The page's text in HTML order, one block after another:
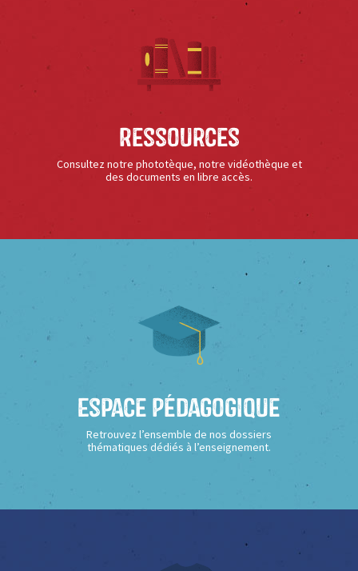
Ressources
Consultez notre phototèque, notre vidéothèque et
des documents en libre accès.
Espace Pédagogique
Retrouvez l’ensemble de nos dossiers
thématiques dédiés à l’enseignement.